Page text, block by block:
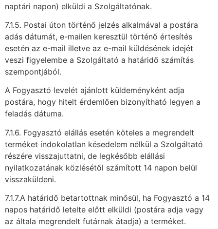
naptári napon) elküldi a Szolgáltatónak.
7.1.5. Postai úton történő jelzés alkalmával a postára
adás dátumát, e-mailen keresztül történő értesítés
esetén az e-mail illetve az e-mail küldésének idejét
veszi figyelembe a Szolgáltató a határidő számítás
szempontjából.
A Fogyasztó levelét ajánlott küldeményként adja
postára, hogy hitelt érdemlően bizonyítható legyen a
feladás dátuma.
7.1.6. Fogyasztó elállás esetén köteles a megrendelt
terméket indokolatlan késedelem nélkül a Szolgáltató
részére visszajuttatni, de legkésőbb elállási
nyilatkozatának közlésétől számított 14 napon belül
visszaküldeni.
7.1.7.A határidő betartottnak minősül, ha Fogyasztó a 14
napos határidő letelte előtt elküldi (postára adja vagy
az általa megrendelt futárnak átadja) a terméket.